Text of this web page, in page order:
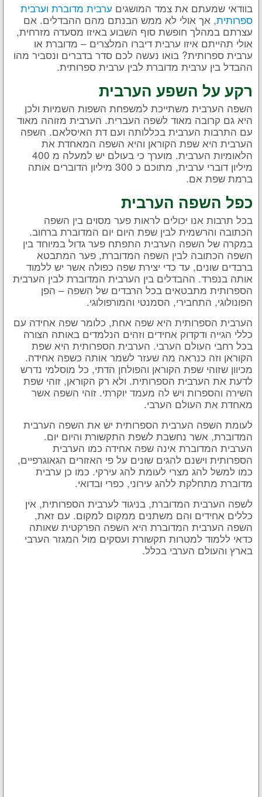
בוודאי שמעתם את צמד המושגים ערבית מדוברת וערבית
ספרותית, אך אולי לא ממש הבנתם מהם ההבדלים. אם
עצרתם במהלך חופשת סוף השבוע באיזו מסעדה מזרחית,
אולי תהייתם איזו ערבית דיברו המלצרים – מדוברת או
ערבית ספרותית? בואו נעשה לכם סדר בדברים ונסביר מהו
ההבדל בין ערבית מדוברת לבין ערבית ספרותית.
רקע על השפע הערבית
השפה הערבית משתייכת למשפחת השפות השמיות ולכן
היא גם קרובה מאוד לשפה העברית. הערבית מזוהה מאוד
עם התרבות הערבית בכללותה ועם דת האיסלאם. השפה
הערבית היא שפת הקוראן והיא השפה המאחדת את
הלאומיות הערבית. מוערך כי בעולם יש למעלה מ 400
מיליון דוברי ערבית, מתוכם כ 300 מיליון הדוברים אותה
ברמת שפת אם.
כפל השפה הערבית
בכל תרבות אנו יכולים לראות פער מסוים בין השפה
הכתובה והרשמית לבין שפת היום יום המדוברת ברחוב.
במקרה של השפה הערבית התפתח פער גדול במיוחד בין
השפה הכתובה לבין השפה המדוברת, פער המתבטא
ברבדים שונים, עד כדי יצירת שפה כפולה אשר יש ללמוד
אותה בנפרד. ההבדלים בין הערבית המדוברת לבין הערבית
הספרותית מתבטאים בכל הרבדים של השפה – הפן
הפונולוגי, התחבירי, הסמנטי והמורפולוגי.
הערבית הספרותית היא שפה אחת, כלומר שפה אחידה עם
כללי הגייה ודקדוק אחידים וזהים הנלמדים באותה הצורה
בכל רחבי העולם הערבי. הערבית הספרותית היא שפת
הקוראן וזה כנראה מה שעזר לשמר אותה כשפה אחידה.
מכיוון שזוהי שפת הקוראן והפולחן הדתי, כל מוסלמי נדרש
לדעת את הערבית הספרותית. ולא רק הקוראן, זוהי שפת
השירה והספרות ויש לה מעמד יוקרתי. זוהי השפה אשר
מאחדת את העולם הערבי.
לעומת השפה הערבית הספרותית יש את השפה הערבית
המדוברת, אשר נחשבת לשפת התקשורת והיום יום.
הערבית המדוברת אינה שפה אחידה כמו הערבית
הספרותית וישנם להגים שונים על פי האזורים הגאוגרפיים,
כמו למשל להג מצרי לעומת להג עירקי. כמו כן ערבית
מדוברת מתחלקת ללהג עירוני, כפרי ובדואי.
לשפה הערבית המדוברת, בניגוד לערבית הספרותית, אין
כללים אחידים והם משתנים ממקום למקום. עם זאת,
השפה הערבית המדוברת היא השפה הפרקטית שאותה
כדאי ללמוד למטרות תקשורת ועסקים מול המגזר הערבי
בארץ והעולם הערבי בכלל.